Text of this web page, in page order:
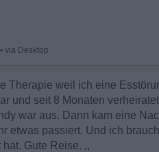
•
Therapie weil ich eine
und seit 8 Monaten
war aus. Dann kam eine
etwas passiert. Und ich
Gute Reise. ,,